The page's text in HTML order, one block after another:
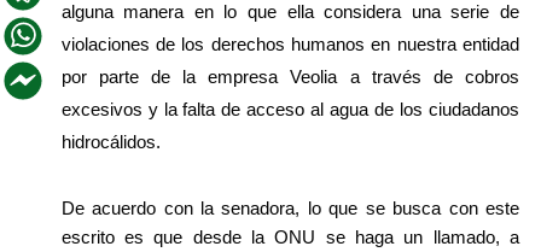
alguna manera en lo que ella considera una serie de
violaciones de los derechos humanos en nuestra entidad
por parte de la empresa Veolia a través de cobros
excesivos y la falta de acceso al agua de los ciudadanos
hidrocálidos.
De acuerdo con la senadora, lo que se busca con este
escrito es que desde la ONU se haga un llamado, a